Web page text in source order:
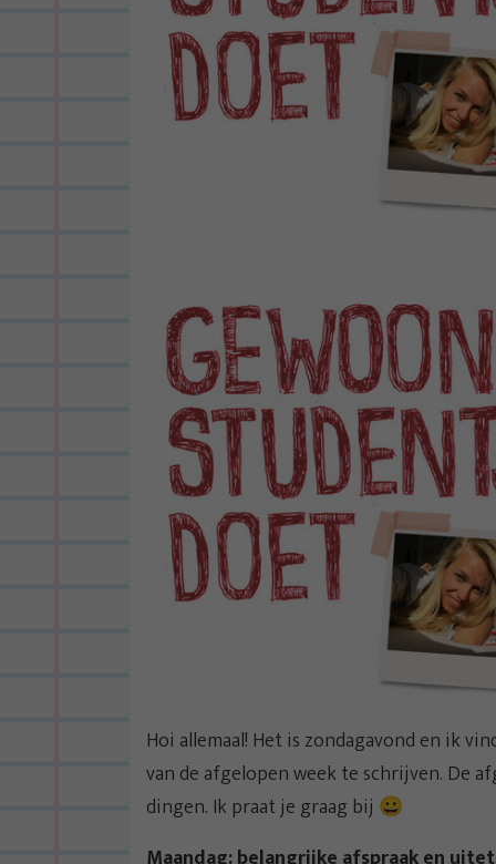
Hoi allemaal! Het is zondagavond en ik
van de afgelopen week te schrijven. De
dingen. Ik praat je graag bij 😀